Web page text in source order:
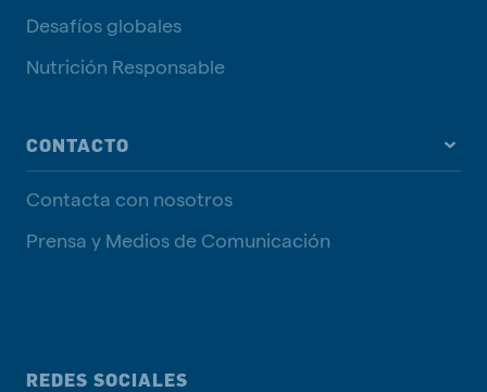
Desafíos globales
Nutrición Responsable
CONTACTO
Contacta con nosotros
Prensa y Medios de Comunicación
REDES SOCIALES